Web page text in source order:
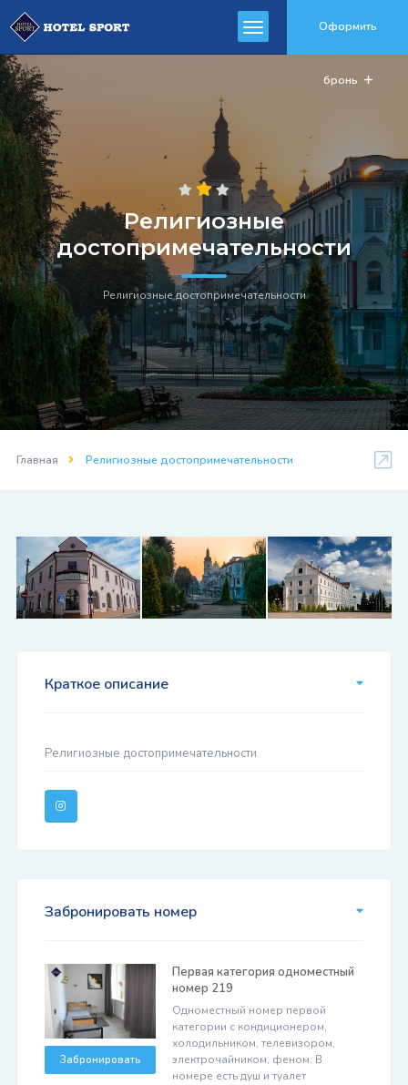
Оформить
бронь
Религиозные
достопримечательности
Религиозные достопримечательности
Главная Религиозные достопримечательности
Краткое описание
Религиозные достопримечательности
Забронировать номер
Забронировать
Первая категория одноместный
номер 219
Одноместный номер первой
категории с кондиционером,
холодильником, телевизором,
электрочайником, феном. В
номере есть душ и туалет